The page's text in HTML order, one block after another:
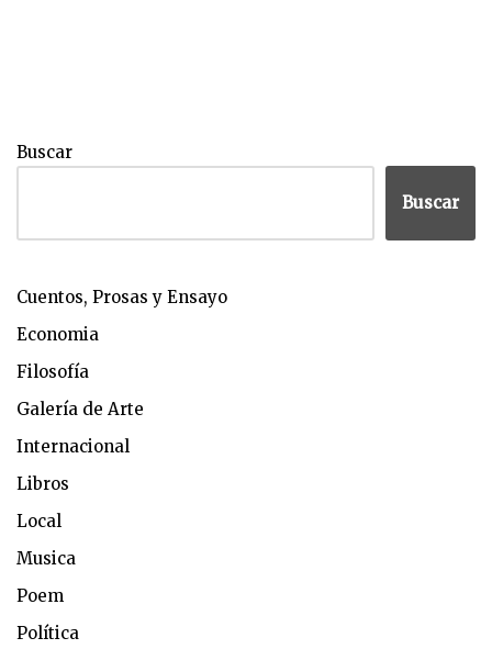
Buscar
Buscar
Cuentos, Prosas y Ensayo
Economia
Filosofía
Galería de Arte
Internacional
Libros
Local
Musica
Poem
Política